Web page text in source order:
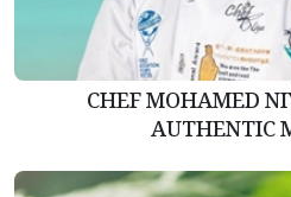
CHEF MOHAMED
AUTHENTIC